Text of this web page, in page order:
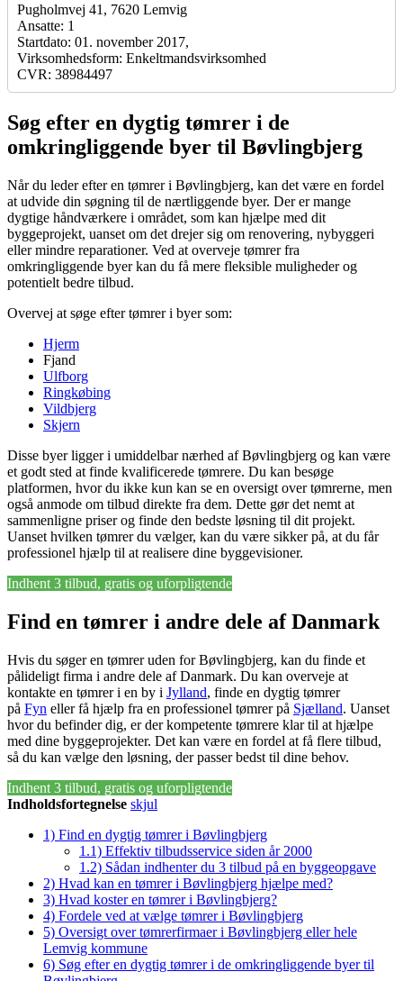
Pugholmvej 41, 7620 Lemvig
Ansatte: 1
Startdato: 01. november 2017,
Virksomhedsform: Enkeltmandsvirksomhed
CVR: 38984497
Søg efter en dygtig tømrer i de
omkringliggende byer til Bøvlingbjerg
Når du leder efter en tømrer i Bøvlingbjerg, kan det være en fordel
at udvide din søgning til de nærtliggende byer. Der er mange
dygtige håndværkere i området, som kan hjælpe med dit
byggeprojekt, uanset om det drejer sig om renovering, nybyggeri
eller mindre reparationer. Ved at overveje tømrer fra
omkringliggende byer kan du få mere fleksible muligheder og
potentielt bedre tilbud.
Overvej at søge efter tømrer i byer som:
Hjerm
Fjand
Ulfborg
Ringkøbing
Vildbjerg
Skjern
Disse byer ligger i umiddelbar nærhed af Bøvlingbjerg og kan være
et godt sted at finde kvalificerede tømrere. Du kan besøge
platformen, hvor du ikke kun kan se en oversigt over tømrerne, men
også anmode om tilbud direkte fra dem. Dette gør det nemt at
sammenligne priser og finde den bedste løsning til dit projekt.
Uanset hvilken tømrer du vælger, kan du være sikker på, at du får
professionel hjælp til at realisere dine byggevisioner.
Indhent 3 tilbud, gratis og uforpligtende
Find en tømrer i andre dele af Danmark
Hvis du søger en tømrer uden for Bøvlingbjerg, kan du finde et
pålideligt firma i andre dele af Danmark. Du kan overveje at
kontakte en tømrer i en by i Jylland, finde en dygtig tømrer
på Fyn eller få hjælp fra en professionel tømrer på Sjælland. Uanset
hvor du befinder dig, er der kompetente tømrere klar til at hjælpe
med dine byggeprojekter. Det kan være en fordel at få flere tilbud,
så du kan vælge den løsning, der passer bedst til dine behov.
Indhent 3 tilbud, gratis og uforpligtende
Indholdsfortegnelse skjul
1) Find en dygtig tømrer i Bøvlingbjerg
1.1) Effektiv tilbudsservice siden år 2000
1.2) Sådan indhenter du 3 tilbud på en byggeopgave
2) Hvad kan en tømrer i Bøvlingbjerg hjælpe med?
3) Hvad koster en tømrer i Bøvlingbjerg?
4) Fordele ved at vælge tømrer i Bøvlingbjerg
5) Oversigt over tømrerfirmaer i Bøvlingbjerg eller hele
Lemvig kommune
6) Søg efter en dygtig tømrer i de omkringliggende byer til